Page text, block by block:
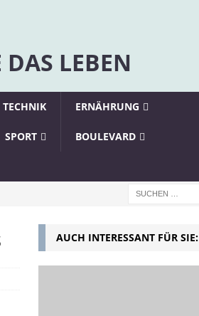
LEBEN
TECHNIK ERNÄHRUNG
SPORT BOULEVARD
AUCH INTERESSANT FÜR SIE: